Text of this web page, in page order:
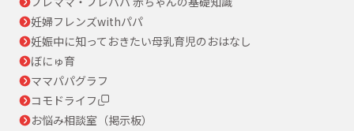
妊婦フレンズwithパパ
妊娠中に知っておきたい母乳育児のおはなし
ぼにゅ育
ママパパグラフ
コモドライフ
お悩み相談室（掲示板）